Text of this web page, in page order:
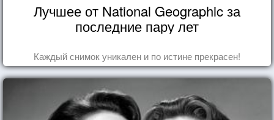
Лучшее от National Geographic за
последние пару лет
Каждый снимок уникален и по истине прекрасен!